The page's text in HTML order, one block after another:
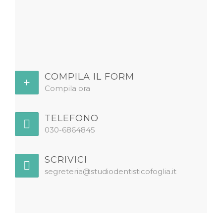
COMPILA IL FORM
Compila ora
TELEFONO
030-6864845
SCRIVICI
segreteria@studiodentisticofoglia.it